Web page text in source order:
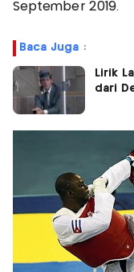
September 2019.
Baca Juga :
Lirik
dari